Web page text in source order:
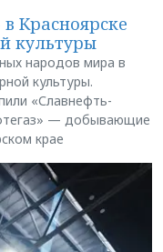
Красноярске
культуры
народов мира в
культуры.
«Славнефть-
— добывающие
крае